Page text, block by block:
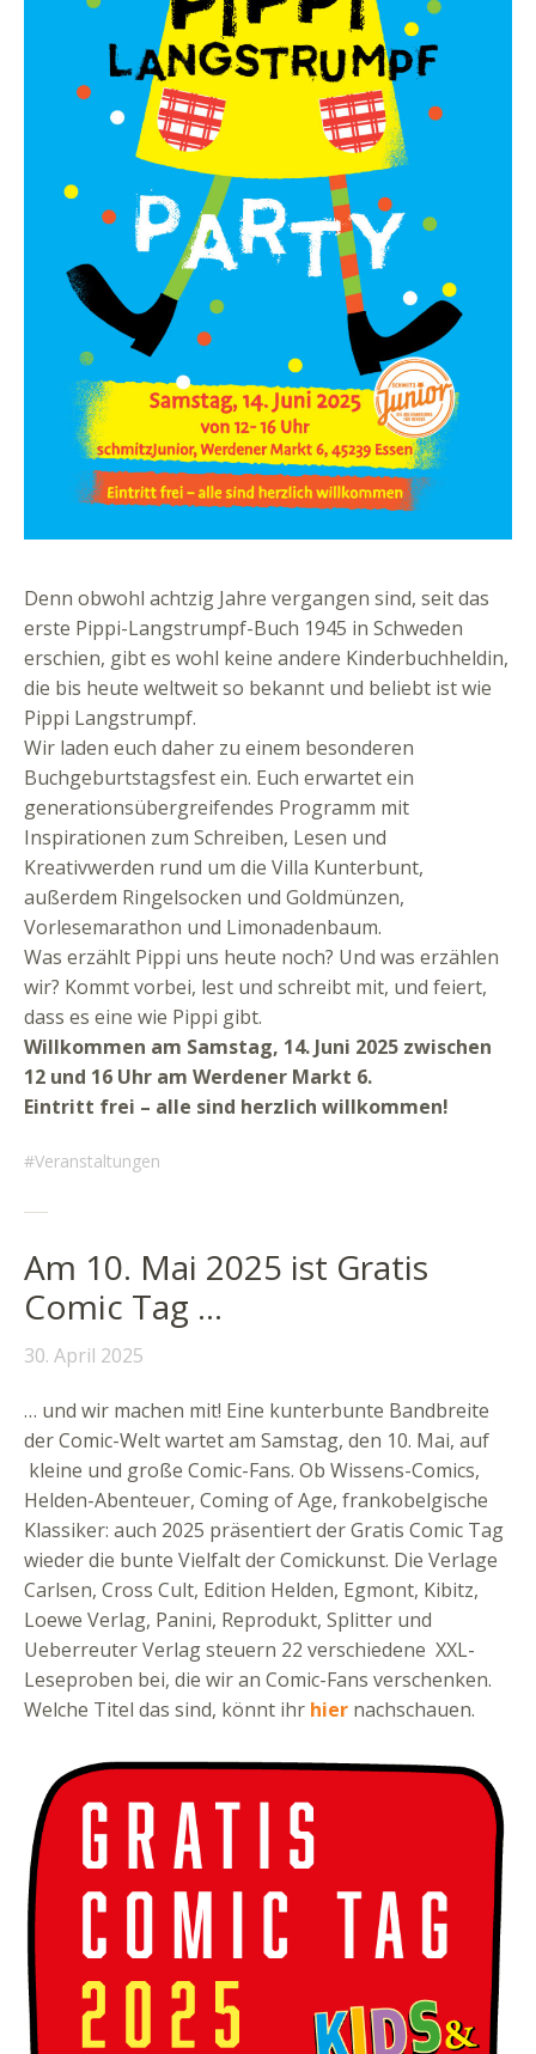
Denn obwohl achtzig Jahre vergangen sind, seit das
erste Pippi-Langstrumpf-Buch 1945 in Schweden
erschien, gibt es wohl keine andere Kinderbuchheldin,
die bis heute weltweit so bekannt und beliebt ist wie
Pippi Langstrumpf.
Wir laden euch daher zu einem besonderen
Buchgeburtstagsfest ein. Euch erwartet ein
generationsübergreifendes Programm mit
Inspirationen zum Schreiben, Lesen und
Kreativwerden rund um die Villa Kunterbunt,
außerdem Ringelsocken und Goldmünzen,
Vorlesemarathon und Limonadenbaum.
Was erzählt Pippi uns heute noch? Und was erzählen
wir? Kommt vorbei, lest und schreibt mit, und feiert,
dass es eine wie Pippi gibt.
Willkommen am Samstag, 14. Juni 2025 zwischen
12 und 16 Uhr am Werdener Markt 6.
Eintritt frei – alle sind herzlich willkommen!
Veranstaltungen
Am 10. Mai 2025 ist Gratis
Comic Tag …
30. April 2025
… und wir machen mit! Eine kunterbunte Bandbreite
der Comic-Welt wartet am Samstag, den 10. Mai, auf
kleine und große Comic-Fans. Ob Wissens-Comics,
Helden-Abenteuer, Coming of Age, frankobelgische
Klassiker: auch 2025 präsentiert der Gratis Comic Tag
wieder die bunte Vielfalt der Comickunst. Die Verlage
Carlsen, Cross Cult, Edition Helden, Egmont, Kibitz,
Loewe Verlag, Panini, Reprodukt, Splitter und
Ueberreuter Verlag steuern 22 verschiedene XXL-
Leseproben bei, die wir an Comic-Fans verschenken.
Welche Titel das sind, könnt ihr hier nachschauen.